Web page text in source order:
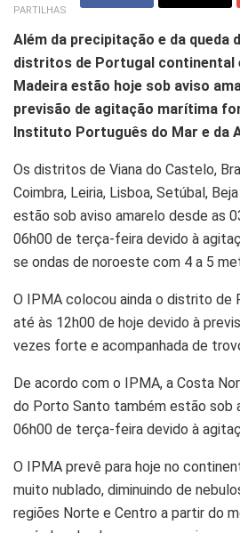
PARTILHAS
Além da precipitação e da queda
distritos de Portugal continental
Madeira estão hoje sob aviso
previsão de agitação marítima
Instituto Português do Mar e da
Os distritos de Viana do Castelo,
Coimbra, Leiria, Lisboa, Setúbal,
estão sob aviso amarelo desde as
06h00 de terça-feira devido à
se ondas de noroeste com 4 a 5
O IPMA colocou ainda o distrito de
até às 12h00 de hoje devido à
vezes forte e acompanhada de
De acordo com o IPMA, a Costa
do Porto Santo também estão sob
06h00 de terça-feira devido à
O IPMA prevê para hoje no
muito nublado, diminuindo de
regiões Norte e Centro a partir do